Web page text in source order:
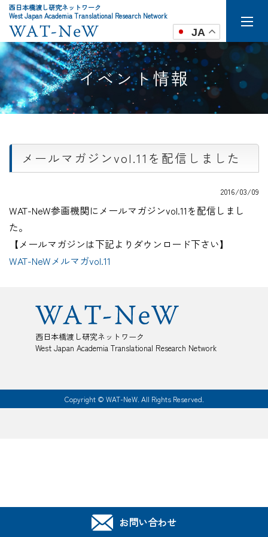
西日本橋渡し研究ネットワーク
West Japan Academia Translational Research Network
JA
イベント情報
メールマガジンvol.11を配信しました
2016/03/09
WAT-NeW参画機関にメールマガジンvol.11を配信しまし
た。
【メールマガジンは下記よりダウンロード下さい】
WAT-NeWメルマガvol.11
西日本橋渡し研究ネットワーク
West Japan Academia Translational Research Network
Copyright © WAT-NeW. All Rights Reserved.
お問い合わせ